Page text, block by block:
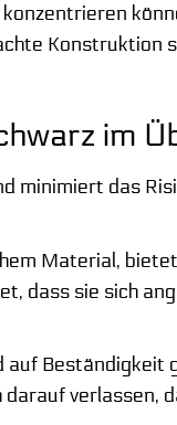
Konstruktion
im
minimiert das
Material,
dass sie sich
Beständigkeit
verlassen,